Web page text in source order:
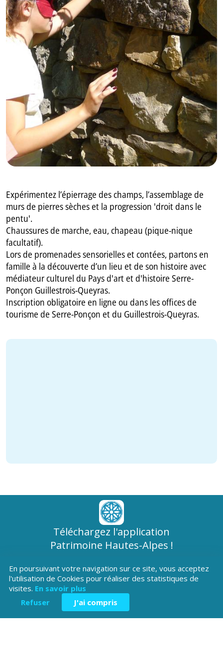
GB
IT
Expérimentez l’épierrage des champs, l’assemblage de
murs de pierres sèches et la progression 'droit dans le
pentu'.
Chaussures de marche, eau, chapeau (pique-nique
facultatif).
Lors de promenades sensorielles et contées, partons en
famille à la découverte d’un lieu et de son histoire avec
médiateur culturel du Pays d'art et d'histoire Serre-
Ponçon Guillestrois-Queyras.
Inscription obligatoire en ligne ou dans les offices de
tourisme de Serre-Ponçon et du Guillestrois-Queyras.
Téléchargez l'application
Patrimoine Hautes-Alpes !
En poursuivant votre navigation sur ce site, vous acceptez
l'utilisation de Cookies pour réaliser des statistiques de
visites. En savoir plus
Refuser
J'ai compris